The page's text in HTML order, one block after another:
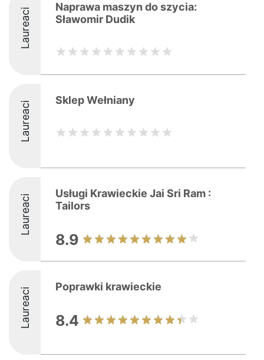
Laureaci
Naprawa maszyn do szycia:
Sławomir Dudik
Laureaci Sklep Wełniany
Laureaci
Usługi Krawieckie Jai Sri Ram :
Tailors
8.9
Laureaci Poprawki krawieckie
8.4